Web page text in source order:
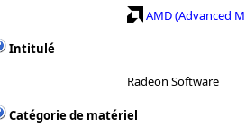
AMD (Advanced
Intitulé
Radeon Software
Catégorie de matériel